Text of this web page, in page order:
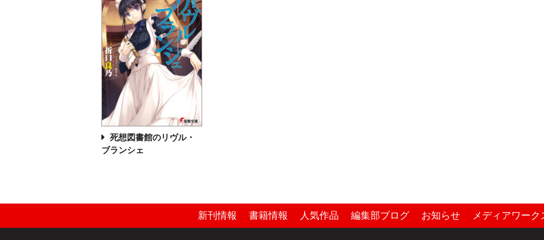
死想図書館のリヴル・
ブランシェ
新刊情報 書籍情報 人気作品 編集部ブログ お知らせ メディアワー